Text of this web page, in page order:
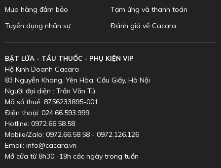
Mua hàng đảm bảo
Tuyển dụng nhân sự
Tạm ứng và thanh toán
Đánh giá về Cacara
BẬT LỬA - TẨU THUỐC - PHỤ KIỆN VIP
Hộ Kinh Doanh Cacara
83 Nguyễn Khang, Yên Hòa, Cầu Giấy, Hà Nội
Người đại diện : Trần Văn Tú
Mã số thuế: 8756233895-001
Điện thoại: 024.66.593.999
Hotline: 0972.66.58.58
Mobile/Zalo: 0972.66.58.58 - 0972.126.126
Email: info@cacara.vn
Mở cửa từ 8h30 -19h các ngày trong tuần